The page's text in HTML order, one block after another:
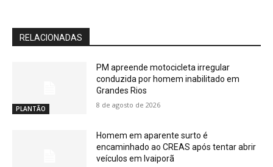
RELACIONADAS
PLANTÃO
PM apreende motocicleta irregular
conduzida por homem inabilitado em
Grandes Rios
8 de agosto de 2026
Homem em aparente surto é
encaminhado ao CREAS após tentar abrir
veículos em Ivaiporã